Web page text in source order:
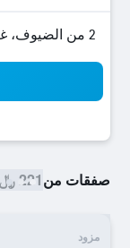
2 من الضيوف، غرفة واحدة
صفقات من221 ﷼
مزود